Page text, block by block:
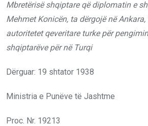
Mbretërisë shqiptare që diplomatin e
MehmetKonicën, ta dërgojë në
autoritetet qeveritare turke për
shqiptarëve për në Turqi
Dërguar: 19 shtator 1938
Ministria e Punëve të Jashtme
Proc. Nr. 19213